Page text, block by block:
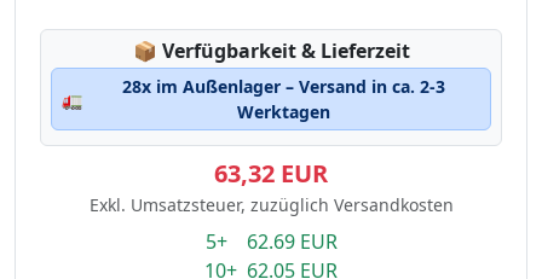
📦 Lagerstatus:
Verfügbarkeit & Lieferzeit
🚛
28x im Außenlager – Versand in ca. 2-3
Werktagen
63,32 EUR
Exkl. Umsatzsteuer, zuzüglich Versandkosten
5+ 62.69 EUR
10+ 62.05 EUR